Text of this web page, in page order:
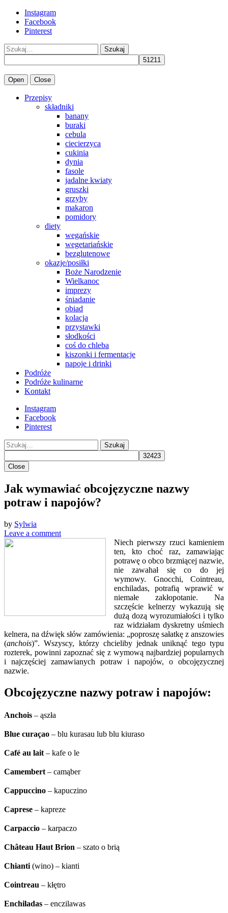
Instagram
Facebook
Pinterest
Szukaj
Open Close
Przepisy
składniki
banany
buraki
cebula
ciecierzyca
cukinia
dynia
fasole
jadalne kwiaty
gruszki
grzyby
makaron
pomidory
diety
wegańskie
wegetariańskie
bezglutenowe
okazje/posiłki
Boże Narodzenie
Wielkanoc
imprezy
śniadanie
obiad
kolacja
przystawki
słodkości
coś do chleba
kiszonki i fermentacje
napoje i drinki
Podróże
Podróże kulinarne
Kontakt
Instagram
Facebook
Pinterest
Szukaj
Close
Jak wymawiać obcojęzyczne nazwy
potraw i napojów?
by Sylwia
Leave a comment
Niech pierwszy rzuci kamieniem
ten, kto choć raz, zamawiając
potrawę o obco brzmiącej nazwie,
nie zawahał się co do jej
wymowy. Gnocchi, Cointreau,
enchiladas, potrafią wprawić w
niemałe zakłopotanie. Na
szczęście kelnerzy wykazują się
dużą dozą wyrozumiałości i tylko
raz widziałam dyskretny uśmiech
kelnera, na dźwięk słów zamówienia: „poproszę sałatkę z anszowies
(anchois)”. Wszyscy, którzy chcieliby jednak uniknąć tego typu
rozterek, powinni zapoznać się z wymową najbardziej popularnych
i najczęściej zamawianych potraw i napojów, o obcojęzycznej
nazwie.
Obcojęzyczne nazwy potraw i napojów:
Anchois – ąszła
Blue curaçao – blu kurasau lub blu kiuraso
Café au lait – kafe o le
Camembert – camąber
Cappuccino – kapuczino
Caprese – kapreze
Carpaccio – karpaczo
Château Haut Brion – szato o brią
Chianti (wino) – kianti
Cointreau – kłętro
Enchiladas – enczilawas